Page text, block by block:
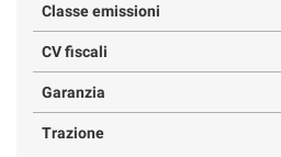
Classe emissioni
CV fiscali
Garanzia
Trazione